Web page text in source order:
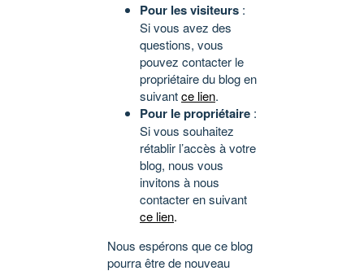
Pour les visiteurs :
Si vous avez des
questions, vous
pouvez contacter le
propriétaire du blog en
suivantce lien.
Pour le propriétaire :
Si vous souhaitez
rétablir l’accès à votre
blog, nous vous
invitons à nous
contacter en suivant
ce lien.
Nous espérons que ce blog
pourra être de nouveau